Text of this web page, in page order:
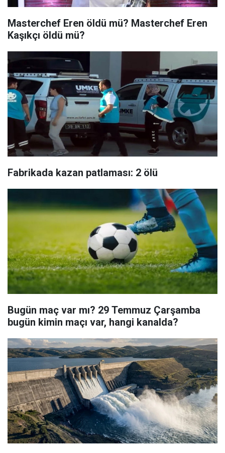
Masterchef Eren öldü mü? Masterchef Eren
Kaşıkçı öldü mü?
Fabrikada kazan patlaması: 2 ölü
Bugün maç var mı? 29 Temmuz Çarşamba
bugün kimin maçı var, hangi kanalda?